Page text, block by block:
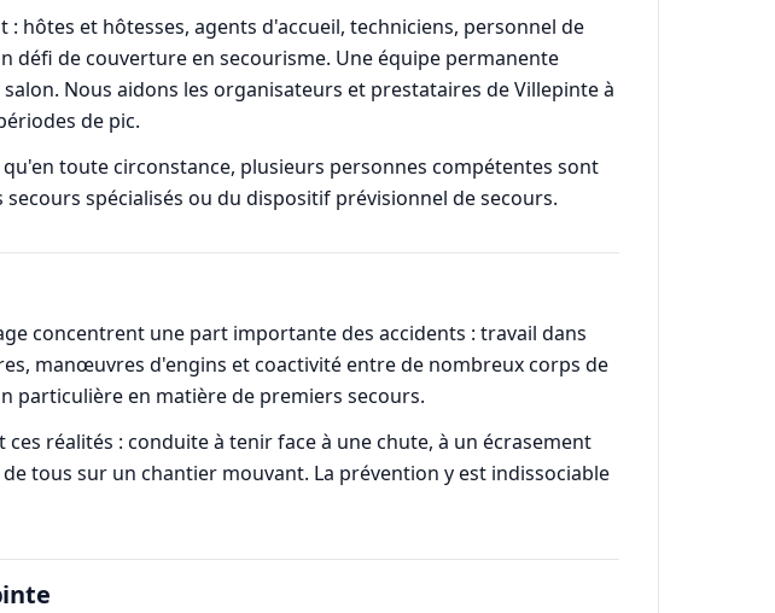
et hôtesses, agents d'accueil, techniciens, personnel de
de couverture en secourisme. Une équipe permanente
Nous aidons les organisateurs et prestataires de Villepinte à
de pic.
toute circonstance, plusieurs personnes compétentes sont
spécialisés ou du dispositif prévisionnel de secours.
concentrent une part importante des accidents : travail dans
manœuvres d'engins et coactivité entre de nombreux corps de
particulière en matière de premiers secours.
réalités : conduite à tenir face à une chute, à un écrasement
tous sur un chantier mouvant. La prévention y est indissociable